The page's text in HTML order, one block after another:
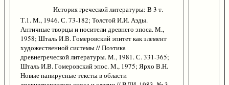
История греческой литературы: В 3 т.
Т.1. М., 1946. С. 73-182; Толстой И.И. Аэды.
Античные творцы и носители древнего эпоса. М.,
1958; Шталь И.В. Гомеровский эпитет как элемент
художественной системы // Поэтика
древнегреческой литературы. М., 1981. С. 331-365;
Шталь И.В. Гомеровский эпос. М., 1975; Ярхо В.Н.
Новые папирусные тексты в области